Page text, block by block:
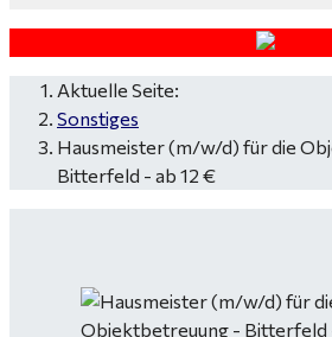
Aktuelle Seite:
Sonstiges
Hausmeister (m/w/d) für die
Bitterfeld - ab 12 €